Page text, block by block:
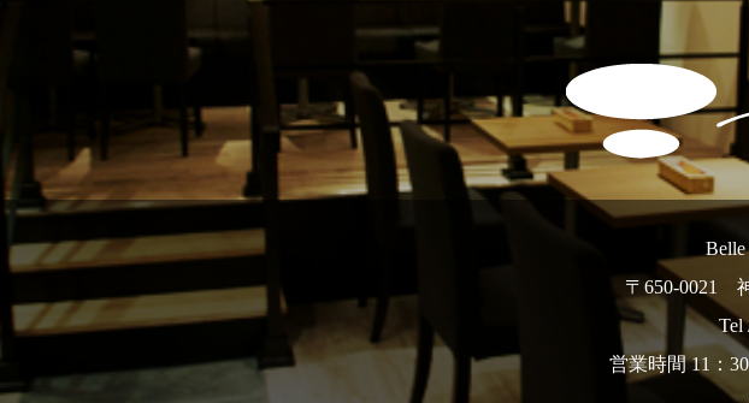
〒650-0021
Tel
営業時間 11：